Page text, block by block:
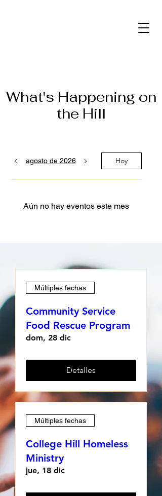
What's Happening on
the Hill
agosto de 2026 Hoy
Aún no hay eventos este mes
Múltiples fechas
Community Service
Food Rescue Program
dom, 28 dic
Detalles
Múltiples fechas
College Hill Homeless
Ministry
jue, 18 dic